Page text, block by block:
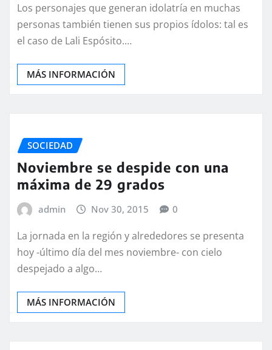
Los personajes que generan idolatría en muchas
personas también tienen sus propios ídolos: tal es
el caso de Lali Espósito.…
MÁS INFORMACIÓN
SOCIEDAD
Noviembre se despide con una
máxima de 29 grados
admin Nov 30, 2015 0
La jornada en la región y alrededores se presenta
hoy -último día del mes noviembre- con cielo
despejado a algo…
MÁS INFORMACIÓN